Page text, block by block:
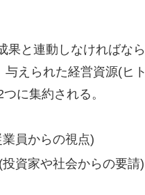
と連動しなければなら
えられた経営資源(ヒ
に集約される。
員からの視点)
資家や社会からの要請)